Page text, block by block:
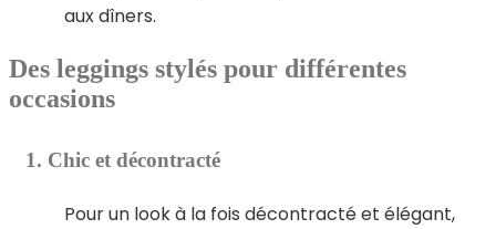
aux dîners.
Des leggings stylés pour différentes
occasions
1. Chic et décontracté
Pour un look à la fois décontracté et élégant,